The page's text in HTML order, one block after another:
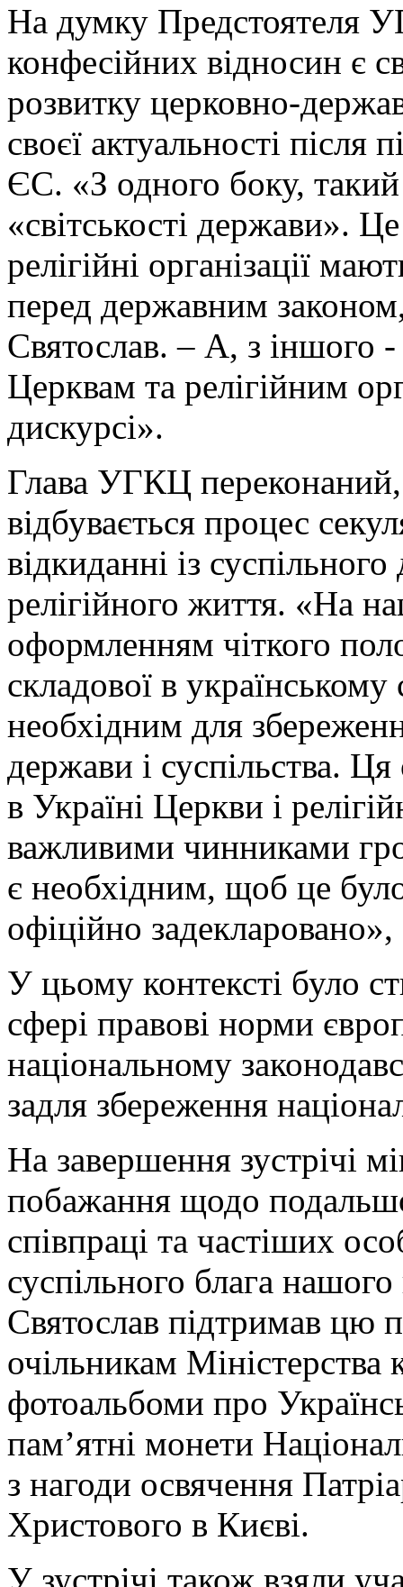
На думку Предстоятеля
конфесійних відносин є
розвитку церковно-
своєї актуальності після
ЄС. «З одного боку,
«світськості держави».
релігійні організації
перед державним
Святослав. – А, з іншого -
Церквам та релігійним
дискурсі».
Глава УГКЦ
відбувається процес
відкиданні із
релігійного життя. «На
оформленням чіткого
складової в
необхідним для
держави і суспільства.
в Україні Церкви і
важливими чинниками
є необхідним, щоб це
офіційно
У цьому контексті було
сфері правові норми
національному
задля збереження
На завершення зустрічі
побажання щодо
співпраці та частіших
суспільного блага
Святослав підтримав цю
очільникам Міністерства
фотоальбоми про
пам’ятні монети
з нагоди освячення
Христового в Києві.
У зустрічі також взяли